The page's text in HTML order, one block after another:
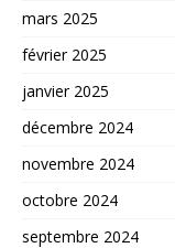
mars 2025
février 2025
janvier 2025
décembre 2024
novembre 2024
octobre 2024
septembre 2024